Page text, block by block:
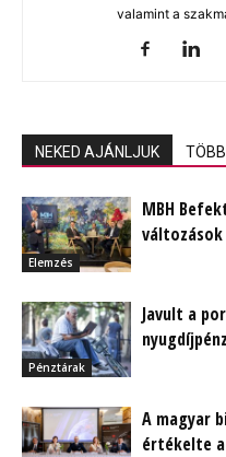
valamint a
NEKED AJÁNLJUK
Elemzés
MBH
változások
Pénztárak
Javult a
A magyar
értékelte a